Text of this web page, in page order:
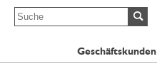
Geschäftskunden